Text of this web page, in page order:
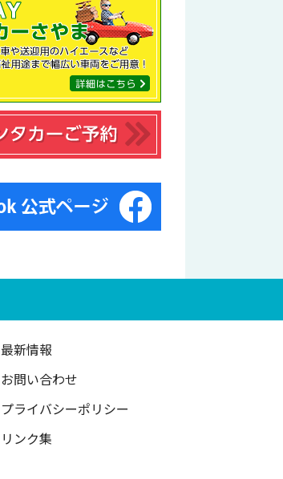
最新情報
お問い合わせ
プライバシーポリシー
リンク集